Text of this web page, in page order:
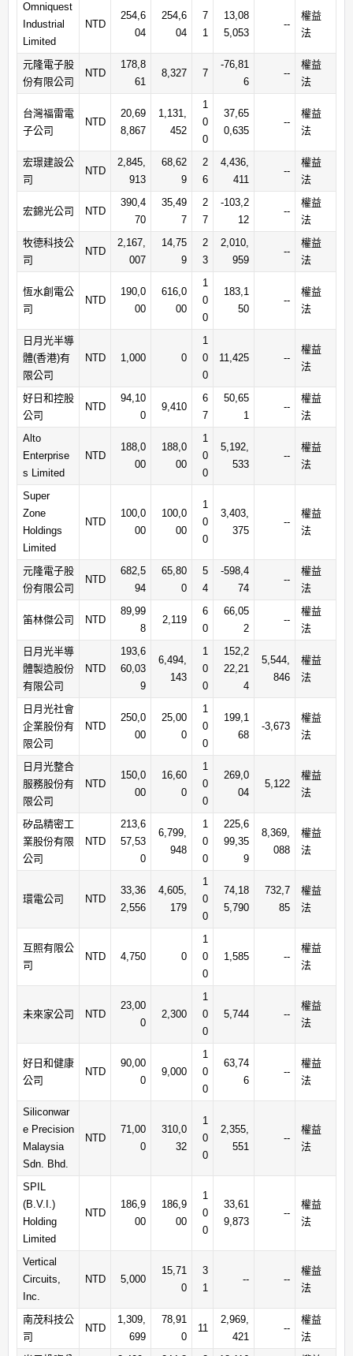
Omniquest
Industrial
Limited
NTD
254,6
04
254,6
04
7
1
13,08
5,053
--
權益
法
元隆電子股
份有限公司
NTD
178,8
61
8,327 7
-76,81
6
--
權益
法
台灣福雷電
子公司
NTD
20,69
8,867
1,131,
452
1
0
0
37,65
0,635
--
權益
法
宏璟建設公
司
NTD
2,845,
913
68,62
9
2
6
4,436,
411
--
權益
法
宏錦光公司 NTD
390,4
70
35,49
7
2
7
-103,2
12
--
權益
法
牧德科技公
司
NTD
2,167,
007
14,75
9
2
3
2,010,
959
--
權益
法
恆水創電公
司
NTD
190,0
00
616,0
00
1
0
0
183,1
50
--
權益
法
日月光半導
體(香港)有
限公司
NTD 1,000 0
1
0
0
11,425 --
權益
法
好日和控股
公司
NTD
94,10
0
9,410
6
7
50,65
1
--
權益
法
Alto
Enterprise
s Limited
NTD
188,0
00
188,0
00
1
0
0
5,192,
533
--
權益
法
Super
Zone
Holdings
Limited
NTD
100,0
00
100,0
00
1
0
0
3,403,
375
--
權益
法
元隆電子股
份有限公司
NTD
682,5
94
65,80
0
5
4
-598,4
74
--
權益
法
笛林傑公司 NTD
89,99
8
2,119
6
0
66,05
2
--
權益
法
日月光半導
體製造股份
有限公司
NTD
193,6
60,03
9
6,494,
143
1
0
0
152,2
22,21
4
5,544,
846
權益
法
日月光社會
企業股份有
限公司
NTD
250,0
00
25,00
0
1
0
0
199,1
68
-3,673
權益
法
日月光整合
服務股份有
限公司
NTD
150,0
00
16,60
0
1
0
0
269,0
04
5,122
權益
法
矽品精密工
業股份有限
公司
NTD
213,6
57,53
0
6,799,
948
1
0
0
225,6
99,35
9
8,369,
088
權益
法
環電公司 NTD
33,36
2,556
4,605,
179
1
0
0
74,18
5,790
732,7
85
權益
法
互照有限公
司
NTD 4,750 0
1
0
0
1,585 --
權益
法
未來家公司 NTD
23,00
0
2,300
1
0
0
5,744 --
權益
法
好日和健康
公司
NTD
90,00
0
9,000
1
0
0
63,74
6
--
權益
法
Siliconwar
e Precision
Malaysia
Sdn. Bhd.
NTD
71,00
0
310,0
32
1
0
0
2,355,
551
--
權益
法
SPIL
(B.V.I.)
Holding
Limited
NTD
186,9
00
186,9
00
1
0
0
33,61
9,873
--
權益
法
Vertical
Circuits,
Inc.
NTD 5,000
15,71
0
3
1
-- --
權益
法
南茂科技公
司
NTD
1,309,
699
78,91
0
11
2,969,
421
--
權益
法